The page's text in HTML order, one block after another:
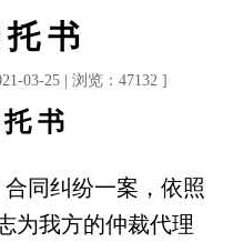
托 书
03-25 | 浏览：47132 ]
托 书
合同纠纷一案，依照
为我方的仲裁代理